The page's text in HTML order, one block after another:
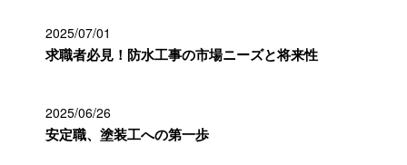
2025/07/01
求職者必見！防水工事の市場ニーズと将来性
2025/06/26
安定職、塗装工への第一歩